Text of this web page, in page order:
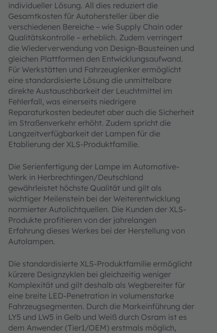
individueller Lösung. All dies reduziert die
Gesamtkosten für Autohersteller über die
verschiedenen Bereiche – wie Supply Chain oder
Qualitätskontrolle – erheblich. Zudem verringert
die Wiederverwendung von Design-Bausteinen und
gleichen Plattformen den Entwicklungsaufwand.
Für Werkstätten und Fahrzeuglenker ermöglicht
eine standardisierte Lösung die unmittelbare
direkte Austauschbarkeit der Leuchtmittel im
Fehlerfall, was einerseits niedrigere
Reparaturkosten bedeutet aber auch die Sicherheit
im Straßenverkehr erhöht. Zudem spricht die
Langzeitverfügbarkeit der Lampen für die
Etablierung der XLS-Produktfamilie.
Die Serienfertigung der Lampe im Automotive-
Werk in Herbrechtingen/Deutschland
gewährleistet höchste Qualität und gilt als
wichtiger Meilenstein bei der Weiterentwicklung
normierter Autolichtquellen. Die Kunden der XLS-
Produkte profitieren von der jahrelangen
Erfahrung dieses Werkes bei der Herstellung von
Autolampen.
Die standardisierte XLS-Produktfamilie ermöglicht
kürzere Designzyklen bei gleichzeitig weniger
Komplexität und gilt deshalb als Wegbereiter für
eine breite LED-Penetration in volumenstarke
Fahrzeugsegmenten. Durch die Markeinführung der
LY5 und LW5 in Gelb und Weiß durch Osram ist es
dem Anwender (Tier1/OEM) erstmals möglich,